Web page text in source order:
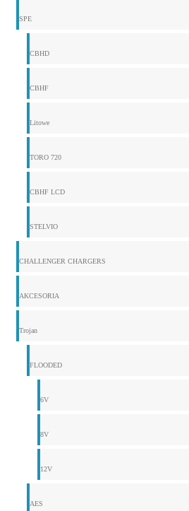
SPE
CBHD
CBHF
Litowe
TORO 720
CBHF LCD
STELVIO
CHALLENGER CHARGERS
AKCESORIA
Trojan
FLOODED
6V
8V
12V
AES